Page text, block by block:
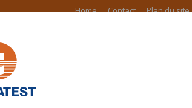
Home Contact Plan du site
TRAVAUX